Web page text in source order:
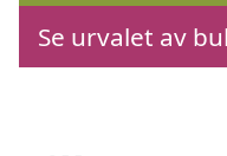
Se urvalet av